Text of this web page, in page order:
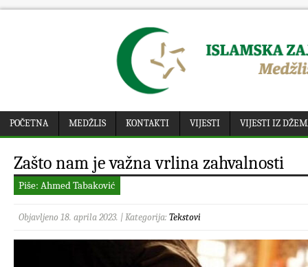
POČETNA MEDŽLIS KONTAKTI VIJESTI VIJESTI IZ
Zašto nam je važna vrlina zahvalnosti
Piše: Ahmed Tabaković
Objavljeno 18. aprila 2023. | Kategorija: Tekstovi